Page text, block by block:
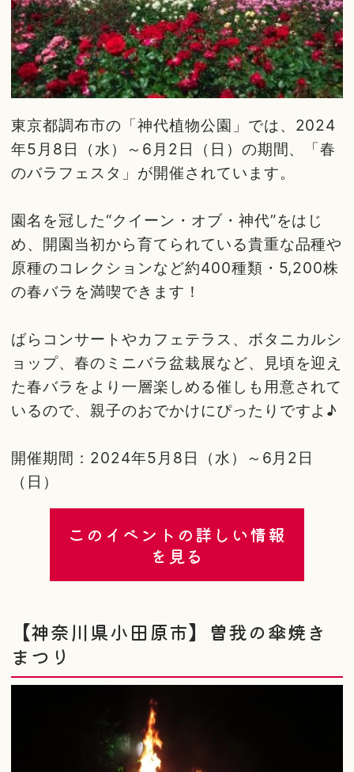
東京都調布市の「神代植物公園」では、2024
年5月8日（水）～6月2日（日）の期間、「春
のバラフェスタ」が開催されています。
園名を冠した“クイーン・オブ・神代”をはじ
め、開園当初から育てられている貴重な品種や
原種のコレクションなど約400種類・5,200株
の春バラを満喫できます！
ばらコンサートやカフェテラス、ボタニカルシ
ョップ、春のミニバラ盆栽展など、見頃を迎え
た春バラをより一層楽しめる催しも用意されて
いるので、親子のおでかけにぴったりですよ♪
開催期間：2024年5月8日（水）～6月2日
（日）
このイベントの詳しい情報
を見る
【神奈川県小田原市】曽我の傘焼き
まつり